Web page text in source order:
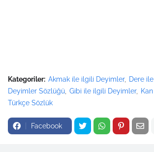
Kategoriler: Akmak ile ilgili Deyimler
Dere
Deyimler Sözlüğü Gibi ile ilgili Deyimler
Türkçe Sözlük
Facebook